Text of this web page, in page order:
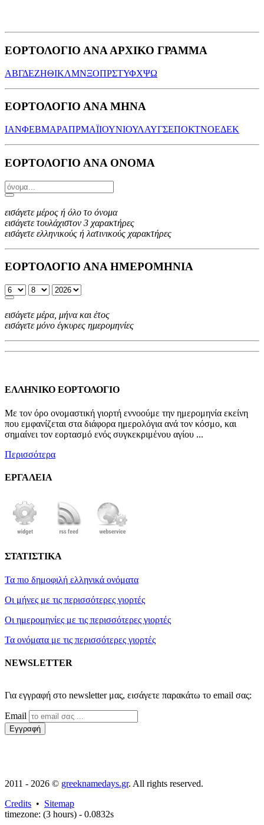
ΕΟΡΤΟΛΟΓΙΟ ΑΝΑ ΑΡΧΙΚΟ ΓΡΑΜΜΑ
ΑΒΓΔΕΖΗΘΙΚΛΜΝΞΟΠΡΣΤΥΦΧΨΩ
ΕΟΡΤΟΛΟΓΙΟ ΑΝΑ ΜΗΝΑ
ΙΑΝΦΕΒΜΑΡΑΠΡΜΑΪΙΟΥΝΙΟΥΛΑΥΓΣΕΠΟΚΤΝΟΕΔΕΚ
ΕΟΡΤΟΛΟΓΙΟ ΑΝΑ ΟΝΟΜΑ
εισάγετε μέρος ή όλο το όνομα
εισάγετε τουλάχιστον 3 χαρακτήρες
εισάγετε ελληνικούς ή λατινικούς χαρακτήρες
ΕΟΡΤΟΛΟΓΙΟ ΑΝΑ ΗΜΕΡΟΜΗΝΙΑ
εισάγετε μέρα, μήνα και έτος
εισάγετε μόνο έγκυρες ημερομηνίες
ΕΛΛΗΝΙΚΟ ΕΟΡΤΟΛΟΓΙΟ
Με τον όρο ονομαστική γιορτή εννοούμε την ημερομηνία εκείνη
που εμφανίζεται στα διάφορα ημερολόγια ανά τον κόσμο, και
σημαίνει τον εορτασμό ενός συγκεκριμένου αγίου ...
Περισσότερα
ΕΡΓΑΛΕΙΑ
ΣΤΑΤΙΣΤΙΚΑ
Τα πιο δημοφιλή ελληνικά ονόματα
Οι μήνες με τις περισσότερες γιορτές
Οι ημερομηνίες με τις περισσότερες γιορτές
Τα ονόματα με τις περισσότερες γιορτές
NEWSLETTER
2011 - 2026 © greeknamedays.gr. All rights reserved.
Credits • Sitemap
timezone: (3 hours) - 0.0832s